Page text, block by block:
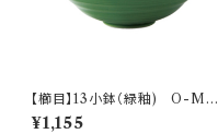
【櫛目】13小鉢（緑釉) O-M05
603
¥1,155